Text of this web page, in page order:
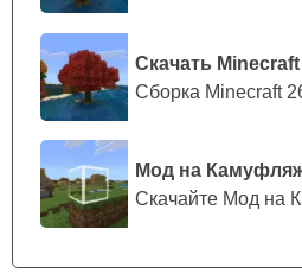
Скачать Minecraft
Сборка Minecraft